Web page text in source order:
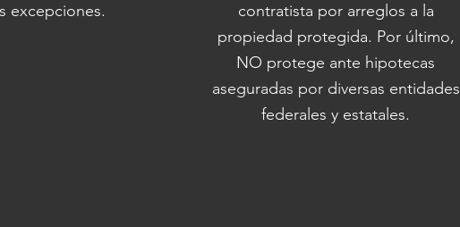
excepciones.
contratista por arreglos a la
propiedad protegida. Por último,
NO protege ante hipotecas
aseguradas por diversas entidades
federales y estatales.